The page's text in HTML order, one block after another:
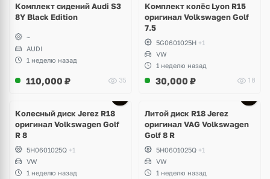
Комплект сидений Audi S3
8Y Black Edition
~
AUDI
1 неделю назад
110,000 ₽ 35
Комплект колёс Lyon R15
оригинал Volkswagen Golf
7.5
5G0601025H +1
VW
1 неделю назад
30,000 ₽ 18
Колесный диск Jerez R18
оригинал Volkswagen Golf
R 8
5H0601025Q +1
VW
1 неделю назад
Литой диск R18 Jerez
оригинал VAG Volkswagen
Golf 8 R
5H0601025Q +1
VW
1 неделю назад